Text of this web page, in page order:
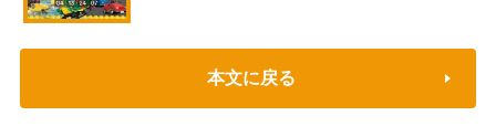
本文に戻る